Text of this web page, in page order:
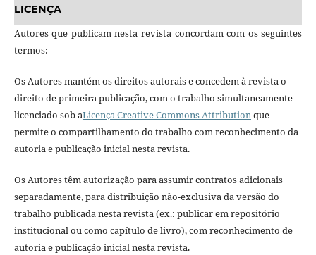
LICENÇA
Autores que publicam nesta revista concordam com os seguintes
termos:
Os Autores mantém os direitos autorais e concedem à revista o
direito de primeira publicação, com o trabalho simultaneamente
licenciado sob aLicença Creative Commons Attributionque
permite o compartilhamento do trabalho com reconhecimento da
autoria e publicação inicial nesta revista.
Os Autores têm autorização para assumir contratos adicionais
separadamente, para distribuição não-exclusiva da versão do
trabalho publicada nesta revista (ex.: publicar em repositório
institucional ou como capítulo de livro), com reconhecimento de
autoria e publicação inicial nesta revista.